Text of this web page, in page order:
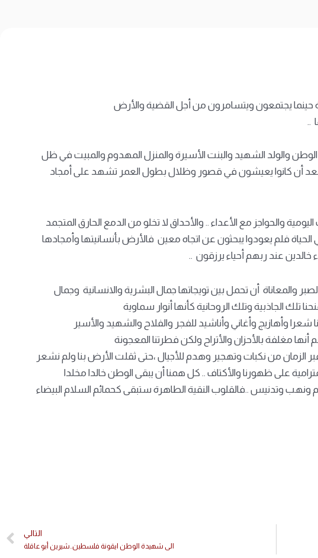
حينما يجتمعون ويتسامرون من أجل القضية والأرض
..
الوطن والولد الشهيد والبنت الأسيرة والمنزل المهدوم والمبيت في ظل
أن كانوا يعيشون في قصور وظلال بطول العمر تشهد على أمجاد
والحواجز مع الأعداء .. والأحداق لا تخلو من الدمع الحارق المتجمد
فلم يعودوا يبحثون عن اتجاه معين فالأرض بأنسانيتها وأمجادها
خالدين عند ربهم أحياء يرزقون ..
والمعاناة أن تحمل بين تويجاتها جمال البشرية والانسانية وجمال
الجاذبية وتلك الروحانية كأنها أنوار سماوية
وأهازيج وأغاني وأناشيد للفجر والفلاح والشهيد والأسير
أنها مغلفة بالأحزان والأتراح ولكن فطرتنا المعجونة
الزمان من نكبات وتهجير وهدم للأجيال ،حتى ثقلت الأرض بنا ولم نشعر
على ظهورنا والأكتاف .. كل همنا أن يبقى الوطن خالدا مخلدا
ونهب وتدنيس ..فالقلوب النقية الطاهرة ستبقى كحمائم السلام البيضاء
التالي
الى شهيدة الوطن ايقونة فلسطين..شيرين أبو عاقلة